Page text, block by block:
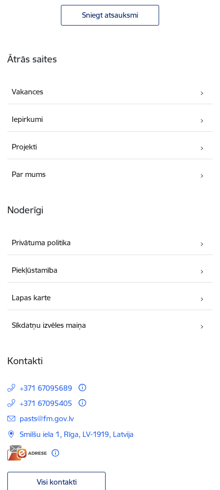
Sniegt atsauksmi
Ātrās saites
Vakances
Iepirkumi
Projekti
Par mums
Noderīgi
Privātuma politika
Piekļūstamība
Lapas karte
Sīkdatņu izvēles maiņa
Kontakti
+371 67095689
+371 67095405
E-pasts:
pasts@fm.gov.lv
Smilšu iela 1, Rīga, LV-1919, Latvija
Visi kontakti